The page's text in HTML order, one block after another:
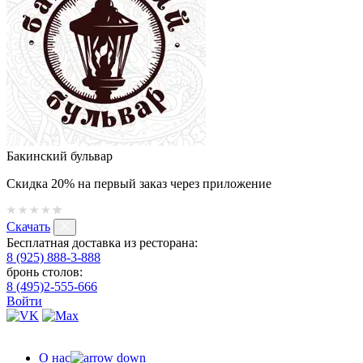
Бакинский бульвар
Скидка 20% на первый заказ через приложение
Скачать
Бесплатная доставка из ресторана:
8 (925) 888-3-888
бронь столов:
8 (495)2-555-666
Войти
О нас